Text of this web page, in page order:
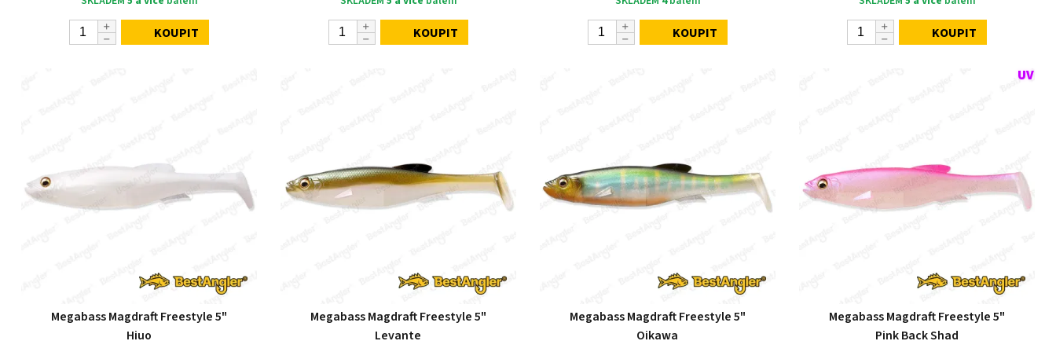
KOUPIT KOUPIT KOUPIT KOUPIT
Megabass Magdraft Freestyle 5"
Hiuo
Megabass Magdraft Freestyle 5"
Levante
Megabass Magdraft Freestyle 5"
Oikawa
Megabass Magdraft Freestyle 5"
Pink Back Shad